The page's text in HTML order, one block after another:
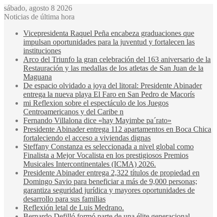
sábado, agosto 8 2026
Noticias de última hora
Vicepresidenta Raquel Peña encabeza graduaciones que
impulsan oportunidades para la juventud y fortalecen las
instituciones
Arco del Triunfo la gran celebración del 163 aniversario de la
Restauración y las medallas de los atletas de San Juan de la
Maguana
De espacio olvidado a joya del litoral: Presidente Abinader
entrega la nueva playa El Faro en San Pedro de Macorís
mi Reflexion sobre el espectáculo de los Juegos
Centroamericanos y del Caribe n
Fernando Villalona dice «hay Mayimbe pa´rato»
Presidente Abinader entrega 112 apartamentos en Boca Chica
fortaleciendo el acceso a viviendas dignas
Steffany Constanza es seleccionada a nivel global como
Finalista a Mejor Vocalista en los prestigiosos Premios
Musicales Intercontinentales (ICMA) 2026.
Presidente Abinader entrega 2,322 títulos de propiedad en
Domingo Savio para beneficiar a más de 9,000 personas;
garantiza seguridad jurídica y mayores oportunidades de
desarrollo para sus familias
Reflexión letal de Luis Medrano.